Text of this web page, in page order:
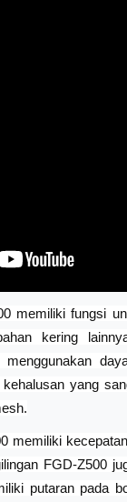
memiliki fungsi
kering
menggunakan
yang
memiliki
FGD-Z500
putaran pada